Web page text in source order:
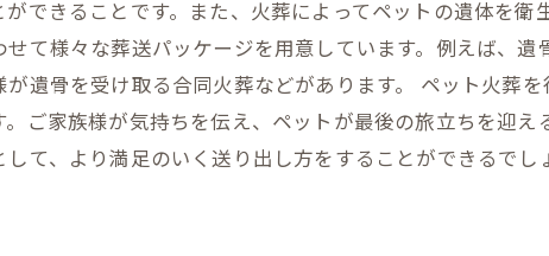
できることです。また、火葬によってペットの遺体を
て様々な葬送パッケージを用意しています。例えば、
遺骨を受け取る合同火葬などがあります。 ペット火葬
ご家族様が気持ちを伝え、ペットが最後の旅立ちを迎え
て、より満足のいく送り出し方をすることができるでし